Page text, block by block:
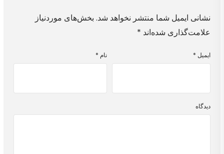
نشانی ایمیل شما منتشر نخواهد شد. بخش‌های موردنیاز
علامت‌گذاری شده‌اند *
نام * ایمیل *
دیدگاه